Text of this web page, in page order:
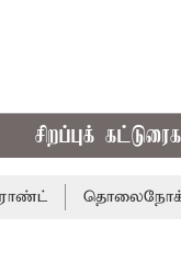
சிறப்புக்
தொலைநோக்கு